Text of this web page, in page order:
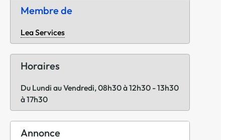
Membre de
Lea Services
Horaires
Du Lundi au Vendredi, 08h30 à 12h30 - 13h30
à 17h30
Annonce